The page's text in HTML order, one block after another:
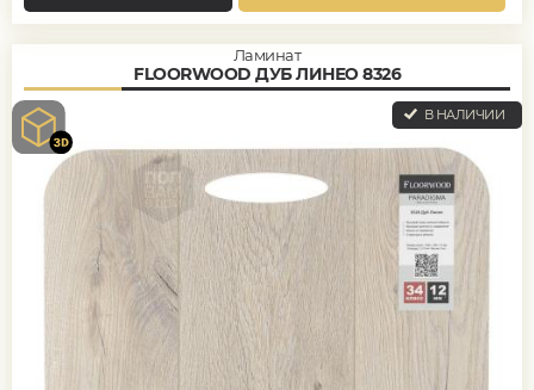
Ламинат
FLOORWOOD ДУБ ЛИНЕО 8326
В НАЛИЧИИ